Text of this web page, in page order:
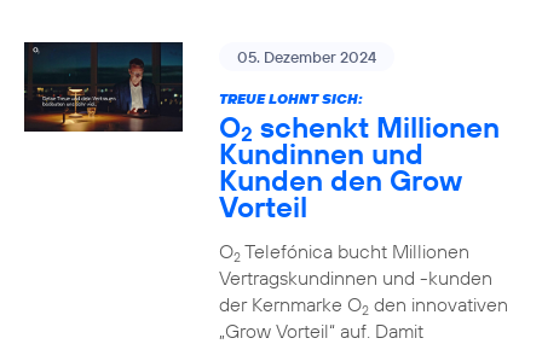
05. Dezember 2024
TREUE LOHNT SICH:
O2 schenkt Millionen
Kundinnen und
Kunden den Grow
Vorteil
O2Telefónica bucht Millionen
Vertragskundinnen und -kunden
der Kernmarke O2den innovativen
„Grow Vorteil“ auf. Damit